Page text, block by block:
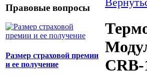
Правовые вопросы
Размер страховой премии
и ее получение
CRB-